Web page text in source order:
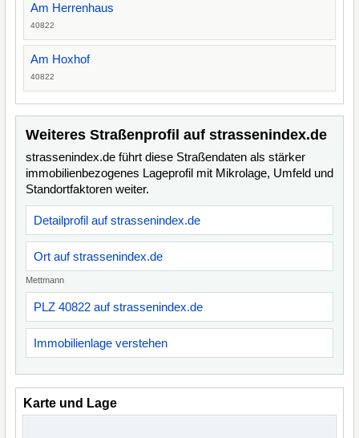
Am Herrenhaus
40822
Am Hoxhof
40822
Weiteres Straßenprofil auf strassenindex.de
strassenindex.de führt diese Straßendaten als stärker
immobilienbezogenes Lageprofil mit Mikrolage, Umfeld und
Standortfaktoren weiter.
Detailprofil auf strassenindex.de
Ort auf strassenindex.de
Mettmann
PLZ 40822 auf strassenindex.de
Immobilienlage verstehen
Karte und Lage